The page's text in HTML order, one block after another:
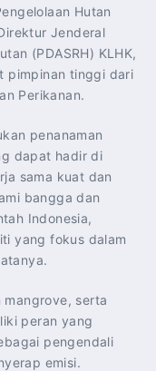
Hutan
Jenderal
(PDASRH) KLHK,
pimpinan tinggi dari
Perikanan.
penanaman
dapat hadir di
sama kuat dan
bangga dan
Indonesia,
yang fokus dalam
mangrove, serta
peran yang
pengendali
emisi.